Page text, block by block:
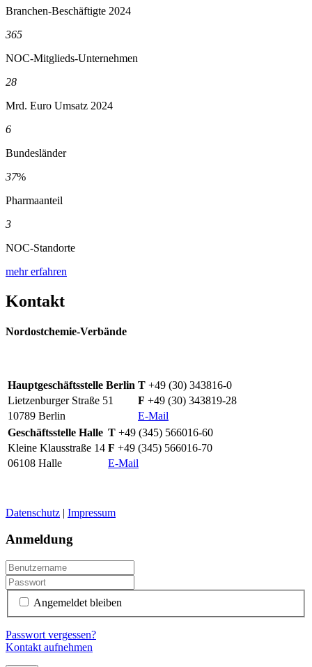
Branchen-Beschäftigte 2024
365
NOC-Mitglieds-Unternehmen
28
Mrd. Euro Umsatz 2024
6
Bundesländer
37%
Pharmaanteil
3
NOC-Standorte
mehr erfahren
Kontakt
Nordostchemie-Verbände
Hauptgeschäftsstelle Berlin T +49 (30) 343816-0
Lietzenburger Straße 51
F +49 (30) 343819-28
10789 Berlin
E-Mail
Geschäftsstelle Halle T +49 (345) 566016-60
Kleine Klausstraße 14 F +49 (345) 566016-70
06108 Halle
E-Mail
Datenschutz | Impressum
Anmeldung
Angemeldet bleiben
Passwort vergessen?
Kontakt aufnehmen